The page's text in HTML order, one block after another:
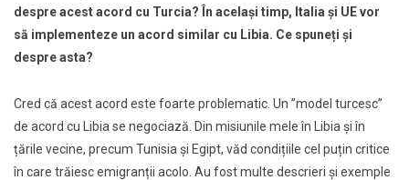
despre acest acord cu Turcia? În același timp, Italia şi UE vor
să implementeze un acord similar cu Libia. Ce spuneți și
despre asta?
Cred că acest acord este foarte problematic. Un ”model turcesc”
de acord cu Libia se negociază. Din misiunile mele în Libia şi în
țările vecine, precum Tunisia şi Egipt, văd condițiile cel puțin critice
în care trăiesc emigranții acolo. Au fost multe descrieri şi exemple